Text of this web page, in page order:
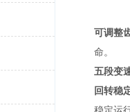
可调整
命。
五段变
回转稳